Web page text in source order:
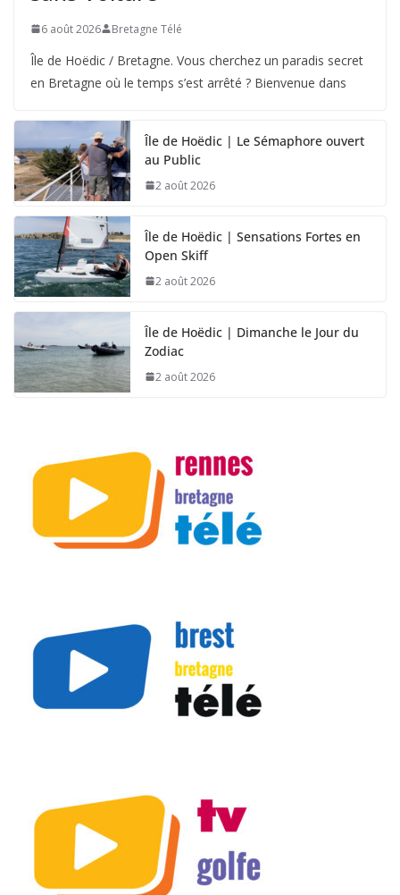
6 août 2026 Bretagne Télé
Île de Hoëdic / Bretagne. Vous cherchez un paradis secret
en Bretagne où le temps s’est arrêté ? Bienvenue dans
Île de Hoëdic | Le Sémaphore ouvert
au Public
2 août 2026
Île de Hoëdic | Sensations Fortes en
Open Skiff
2 août 2026
Île de Hoëdic | Dimanche le Jour du
Zodiac
2 août 2026